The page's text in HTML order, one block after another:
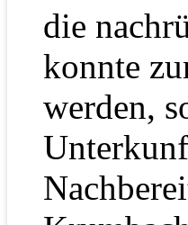
die
konnte
werden,